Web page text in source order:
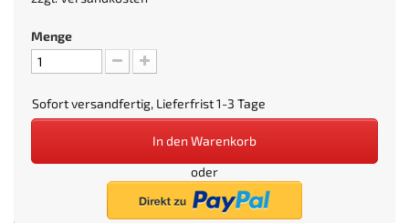
Menge
Sofort versandfertig, Lieferfrist 1-3 Tage
In den Warenkorb
oder